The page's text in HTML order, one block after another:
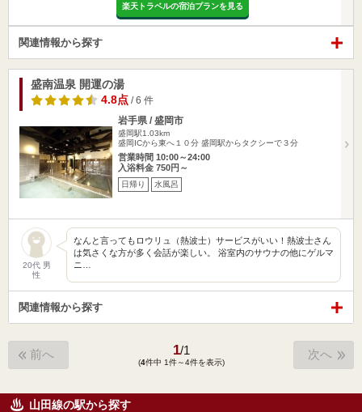
楽天トラベルの宿泊プランを見る
関連情報から探す
盛南温泉 開運の湯
4.8点 / 6 件
岩手県 / 盛岡市
盛岡駅1.03km
盛岡ICから東へ１０分 盛岡駅からタクシーで３分
営業時間 10:00～24:00
入浴料金 750円～
日帰り 水風呂
20代 男
性
なんと言ってもロウリュ（熱波士）サービスがいい！熱波士さん
は気さくな方が多く会話が楽しい。 浴室内のサウナの他にゲルマ
ニ…
関連情報から探す
前へ 1/1
(4件中 1件～4件を表示)
次へ
山田線の駅から探す